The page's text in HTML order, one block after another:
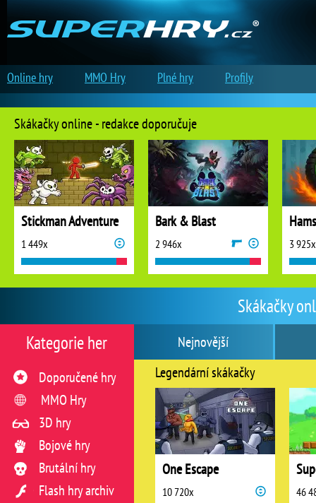
Skákačky
Nejnovější
Legendární skákačky
One Escape
10 720x 46
Kategorie her
Doporučené hry
MMO Hry
3D hry
Bojové hry
Brutální hry
Flash hry archiv
Skákačky online - redakce doporučuje
Stickman Adventure
1 449x
Bark & Blast
2 946x 3 925x
Online hry MMO Hry Plné hry Profily